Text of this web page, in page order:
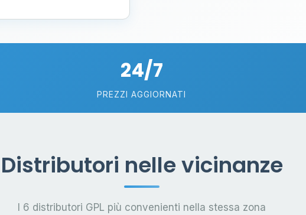
24/7
PREZZI AGGIORNATI
Distributori nelle vicinanze
I 6 distributori GPL più convenienti nella stessa zona